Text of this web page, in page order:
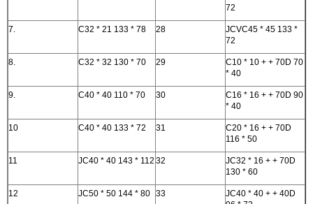
72
7. C32 * 21 133 * 78 28
JCVC45 * 45 133 *
72
8. C32 * 32 130 * 70 29
C10 * 10 + + 70D 70
* 40
9. C40 * 40 110 * 70 30
C16 * 16 + + 70D 90
* 40
10 C40 * 40 133 * 72 31
C20 * 16 + + 70D
116 * 50
11 JC40 * 40 143 * 112 32
JC32 * 16 + + 70D
130 * 60
12 JC50 * 50 144 * 80 33
JC40 * 40 + + 40D